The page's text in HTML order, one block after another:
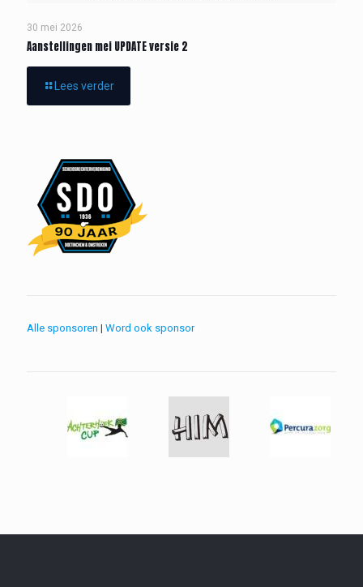
30 mei 2026
Aanstellingen mei UPDATE versie 2
Lees verder
Alle sponsoren | Word ook sponsor